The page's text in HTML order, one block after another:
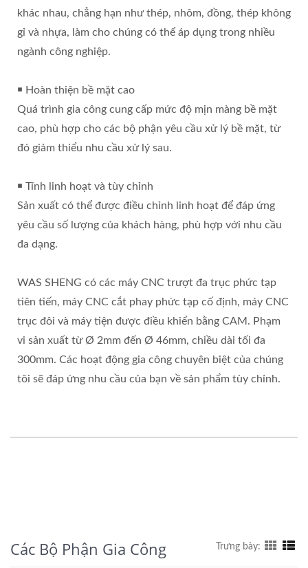
khác nhau, chẳng hạn như thép, nhôm, đồng, thép không
gỉ và nhựa, làm cho chúng có thể áp dụng trong nhiều
ngành công nghiệp.
￭ Hoàn thiện bề mặt cao
Quá trình gia công cung cấp mức độ mịn màng bề mặt
cao, phù hợp cho các bộ phận yêu cầu xử lý bề mặt, từ
đó giảm thiểu nhu cầu xử lý sau.
￭ Tính linh hoạt và tùy chỉnh
Sản xuất có thể được điều chỉnh linh hoạt để đáp ứng
yêu cầu số lượng của khách hàng, phù hợp với nhu cầu
đa dạng.
WAS SHENG có các máy CNC trượt đa trục phức tạp
tiên tiến, máy CNC cắt phay phức tạp cố định, máy CNC
trục đôi và máy tiện được điều khiển bằng CAM. Phạm
vi sản xuất từ Ø 2mm đến Ø 46mm, chiều dài tối đa
300mm. Các hoạt động gia công chuyên biệt của chúng
tôi sẽ đáp ứng nhu cầu của bạn về sản phẩm tùy chỉnh.
Các Bộ Phận Gia Công Trưng bày: